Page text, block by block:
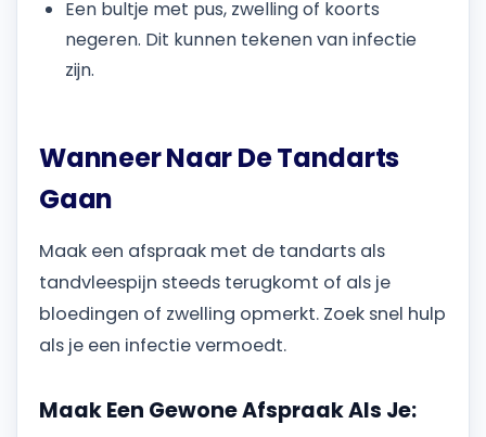
Een bultje met pus, zwelling of koorts
negeren. Dit kunnen tekenen van infectie
zijn.
Wanneer Naar De Tandarts
Gaan
Maak een afspraak met de tandarts als
tandvleespijn steeds terugkomt of als je
bloedingen of zwelling opmerkt. Zoek snel hulp
als je een infectie vermoedt.
Maak Een Gewone Afspraak Als Je: